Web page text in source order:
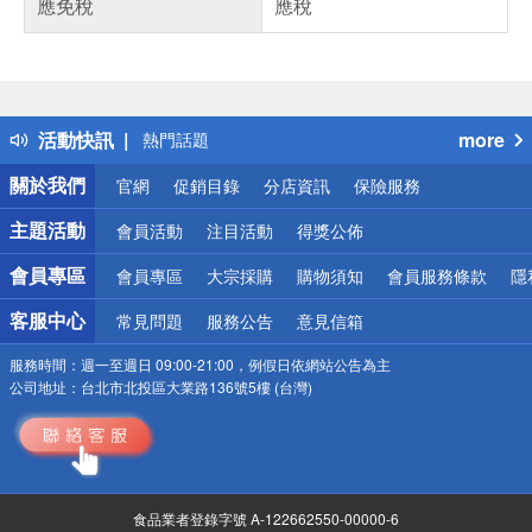
活動快訊
得獎公告
熱門話題
銀行優惠
偏遠地區配送
詐騙網頁！請小心！
more
關於我們
官網 促銷目錄 分店資訊 保險服務
主題活動 會員活動 注目活動 得獎公佈
會員專區 會員專區 大宗採購 購物須知 會員服務條款 隱
客服中心 常見問題 服務公告 意見信箱
服務時間： 週一至週日 09:00-21:00，例假日依網站公告為主
公司地址： 台北市北投區大業路136號5樓 (台灣)
食品業者登錄字號 A-122662550-00000-6